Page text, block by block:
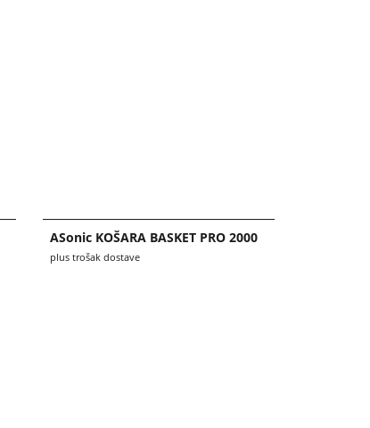
ASonic KOŠARA BASKET PRO 2000
plus trošak dostave